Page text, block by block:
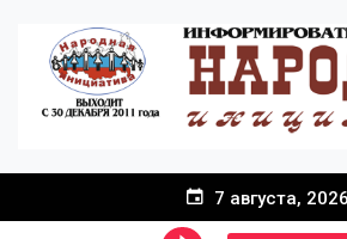
содержанию
7 августа, 2026